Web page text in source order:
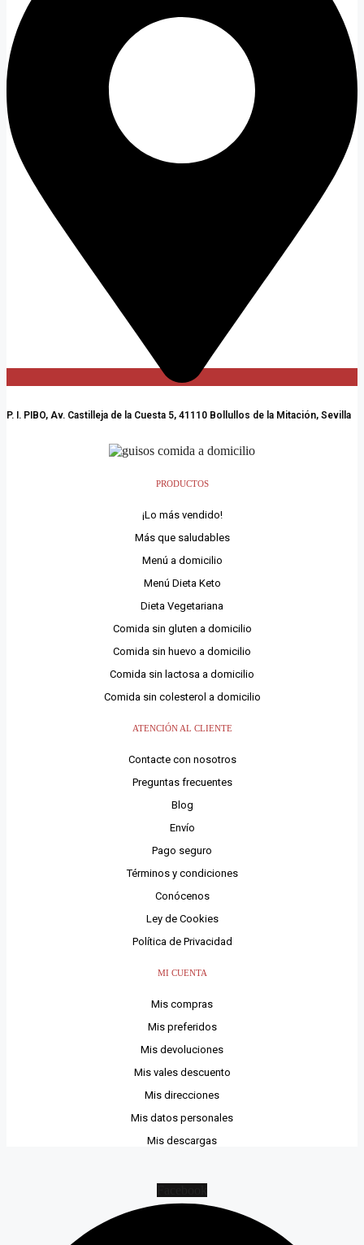
P. I. PIBO, Av. Castilleja de la Cuesta 5, 41110 Bollullos de la Mitación, Sevilla
PRODUCTOS
¡Lo más vendido!
Más que saludables
Menú a domicilio
Menú Dieta Keto
Dieta Vegetariana
Comida sin gluten a domicilio
Comida sin huevo a domicilio
Comida sin lactosa a domicilio
Comida sin colesterol a domicilio
ATENCIÓN AL CLIENTE
Contacte con nosotros
Preguntas frecuentes
Blog
Envío
Pago seguro
Términos y condiciones
Conócenos
Ley de Cookies
Política de Privacidad
MI CUENTA
Mis compras
Mis preferidos
Mis devoluciones
Mis vales descuento
Mis direcciones
Mis datos personales
Mis descargas